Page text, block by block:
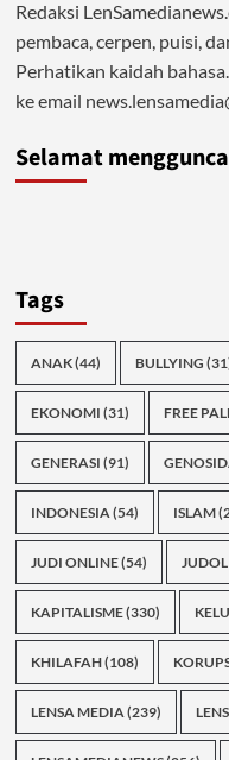
Redaksi
pembaca, cerpen, puisi,
Perhatikan kaidah
ke email
Selamat
Tags
ANAK(44) BULLYING
EKONOMI (31) FREE
GENERASI (91)
INDONESIA(54) ISLAM
JUDI ONLINE(54) JUDOL
KAPITALISME(330)
KHILAFAH(108)
LENSA MEDIA(239)